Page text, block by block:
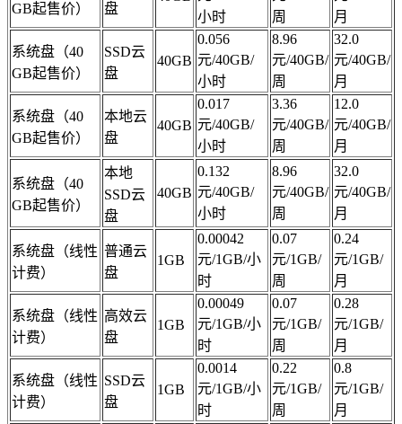
GB起售价） 盘
小时
周
月
系统盘（40
GB起售价）
SSD云
盘
40GB
0.056
元/40GB/
小时
8.96
元/40GB/
周
32.0
元/40GB/
月
系统盘（40
GB起售价）
本地云
盘
40GB
0.017
元/40GB/
小时
3.36
元/40GB/
周
12.0
元/40GB/
月
系统盘（40
GB起售价）
本地
SSD云
盘
40GB
0.132
元/40GB/
小时
8.96
元/40GB/
周
32.0
元/40GB/
月
系统盘（线性
计费）
普通云
盘
1GB
0.00042
元/1GB/小
时
0.07
元/1GB/
周
0.24
元/1GB/
月
系统盘（线性
计费）
高效云
盘
1GB
0.00049
元/1GB/小
时
0.07
元/1GB/
周
0.28
元/1GB/
月
系统盘（线性
计费）
SSD云
盘
1GB
0.0014
元/1GB/小
时
0.22
元/1GB/
周
0.8
元/1GB/
月